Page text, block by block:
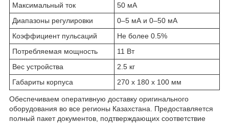
Максимальный ток
50 мА
Диапазоны регулировки
0–5 мА и 0–50 мА
Коэффициент пульсаций
Не более 0.5%
Потребляемая мощность
11 Вт
Вес устройства
2.5 кг
Габариты корпуса
270 х 180 х 100 мм
Обеспечиваем оперативную доставку оригинального
оборудования во все регионы Казахстана. Предоставляется
полный пакет документов, подтверждающих соответствие